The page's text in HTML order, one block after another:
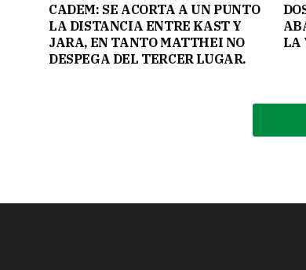
CADEM: SE ACORTA A UN PUNTO
LA DISTANCIA ENTRE KAST Y
JARA, EN TANTO MATTHEI NO
DESPEGA DEL TERCER LUGAR.
LA